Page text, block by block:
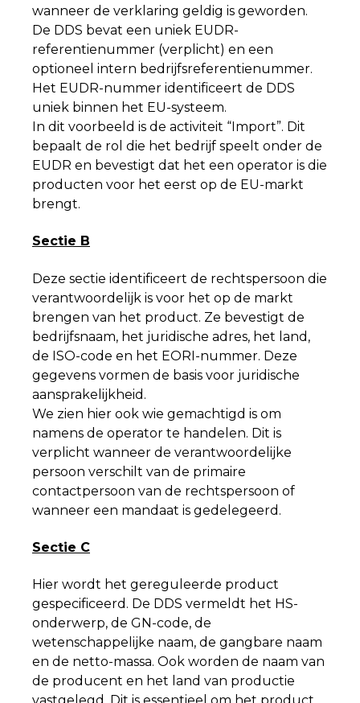
wanneer de verklaring geldig is geworden.
De DDS bevat een uniek EUDR-
referentienummer (verplicht) en een
optioneel intern bedrijfsreferentienummer.
Het EUDR-nummer identificeert de DDS
uniek binnen het EU-systeem.
In dit voorbeeld is de activiteit “Import”. Dit
bepaalt de rol die het bedrijf speelt onder de
EUDR en bevestigt dat het een operator is die
producten voor het eerst op de EU-markt
brengt.
Sectie B
Deze sectie identificeert de rechtspersoon die
verantwoordelijk is voor het op de markt
brengen van het product. Ze bevestigt de
bedrijfsnaam, het juridische adres, het land,
de ISO-code en het EORI-nummer. Deze
gegevens vormen de basis voor juridische
aansprakelijkheid.
We zien hier ook wie gemachtigd is om
namens de operator te handelen. Dit is
verplicht wanneer de verantwoordelijke
persoon verschilt van de primaire
contactpersoon van de rechtspersoon of
wanneer een mandaat is gedelegeerd.
Sectie C
Hier wordt het gereguleerde product
gespecificeerd. De DDS vermeldt het HS-
onderwerp, de GN-code, de
wetenschappelijke naam, de gangbare naam
en de netto-massa. Ook worden de naam van
de producent en het land van productie